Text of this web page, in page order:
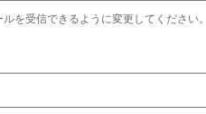
を受信できるように変更してください